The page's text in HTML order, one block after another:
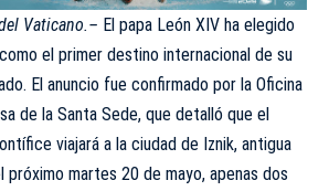
Vaticano.– El papa León XIV ha elegido
el primer destino internacional de su
El anuncio fue confirmado por la Oficina
de la Santa Sede, que detalló que el
viajará a la ciudad de Iznik, antigua
próximo martes 20 de mayo, apenas dos